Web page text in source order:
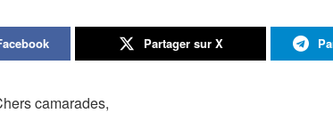
Partager sur X
camarades,